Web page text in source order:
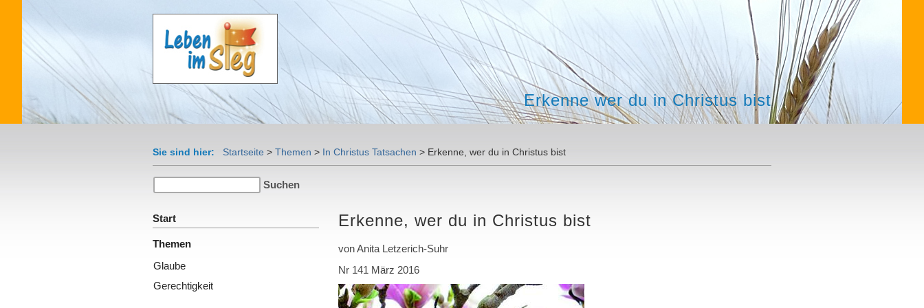
Erkenne wer du in Christus bist
Sie sind hier: Startseite > Themen > In Christus Tatsachen > Erkenne, wer du in Christus bist
Erkenne, wer du in Christus bist
von Anita Letzerich-Suhr
Nr 141 März 2016
Start
Themen
Glaube
Gerechtigkeit